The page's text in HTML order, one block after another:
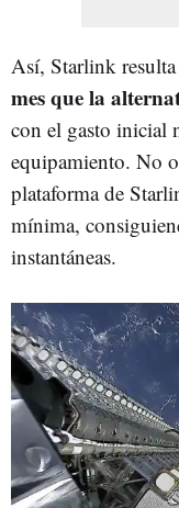
Así, Starlink resulta
mes que la
con el gasto inicial
equipamiento. No
plataforma de
mínima,
instantáneas.